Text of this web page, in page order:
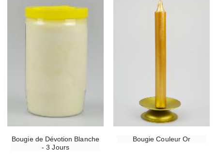
Bougie de Dévotion Blanche
- 3 Jours
Bougie Couleur Or